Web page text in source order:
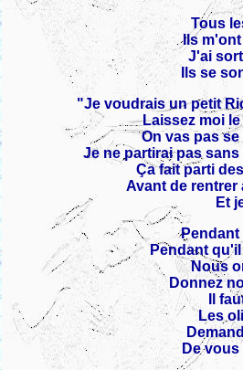
Tous
Ils
J'ai
Ils se
"Je voudrais un petit
Laissez moi
On vas pas
Je ne partirai pas
Ça fait parti
Avant de rentrer
Et
Pendant
Pendant
Nous
Donnez
Il
Les
De vous